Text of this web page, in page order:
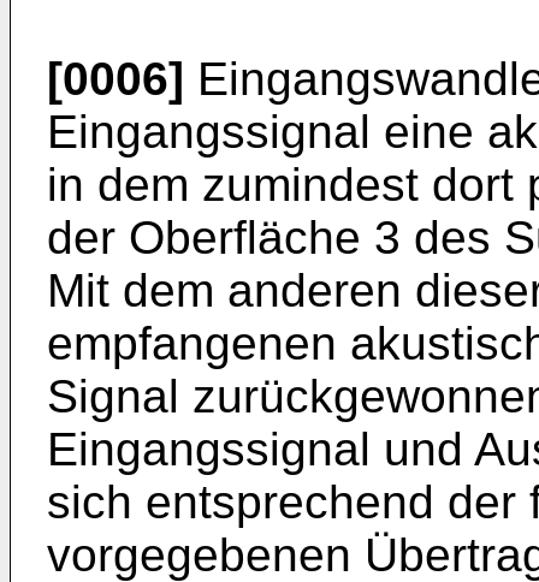
[0006]
Eingangssignal eine
in dem zumindest dort
der Oberfläche 3 des
Mit dem anderen
empfangenen
Signal
Eingangssignal und
sich entsprechend der
vorgegebenen